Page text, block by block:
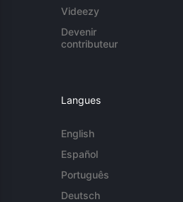
Videezy
Devenir
contributeur
Langues
English
Español
Português
Deutsch